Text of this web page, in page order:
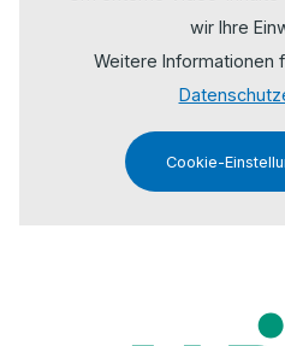
wir Ihre
Weitere Informationen
Cookie-